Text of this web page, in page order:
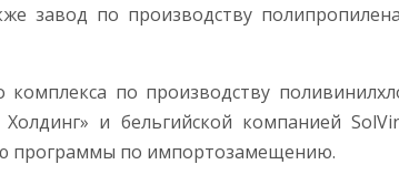
завод по производству
по производству
и бельгийской компанией
программы по импортозамещению.